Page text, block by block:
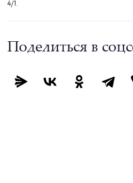
4/1.
Поделиться в